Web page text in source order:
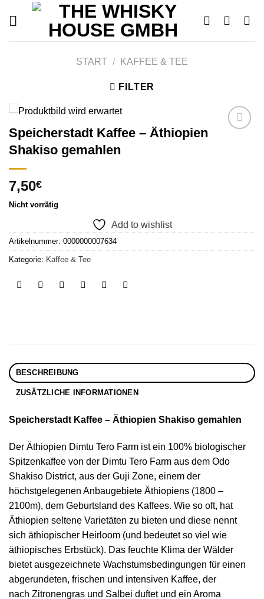
START / KAFFEE & TEE
FILTER
Speicherstadt Kaffee – Äthiopien
Shakiso gemahlen
7,50€
Nicht vorrätig
Add to wishlist
Artikelnummer: 0000000007634
Kategorie: Kaffee & Tee
BESCHREIBUNG
ZUSÄTZLICHE INFORMATIONEN
Speicherstadt Kaffee – Äthiopien Shakiso gemahlen
Der Äthiopien Dimtu Tero Farm ist ein 100% biologischer
Spitzenkaffee von der Dimtu Tero Farm aus dem Odo
Shakiso District, aus der Guji Zone, einem der
höchstgelegenen Anbaugebiete Äthiopiens (1800 –
2100m), dem Geburtsland des Kaffees. Wie so oft, hat
Äthiopien seltene Varietäten zu bieten und diese nennt
sich äthiopischer Heirloom (und bedeutet so viel wie
äthiopisches Erbstück). Das feuchte Klima der Wälder
bietet ausgezeichnete Wachstumsbedingungen für einen
abgerundeten, frischen und intensiven Kaffee, der
nach Zitronengras und Salbei duftet und ein Aroma